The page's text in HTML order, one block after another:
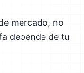
mercado, no
depende de tu